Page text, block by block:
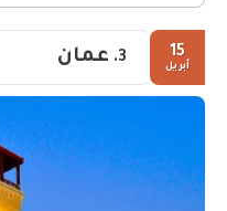
15
أبريل 3. عمان